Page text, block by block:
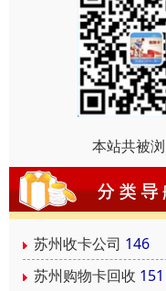
本站共被
苏州收卡公司 146
苏州购物卡回收 151